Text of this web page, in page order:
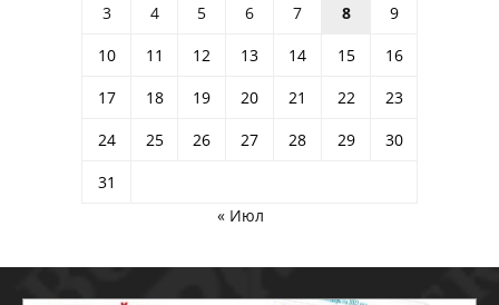
3
4 5 6 7 8
9
10
11 12 13 14 15
16
17
18 19 20 21 22
23
24
25 26 27 28 29
30
31
« Июл